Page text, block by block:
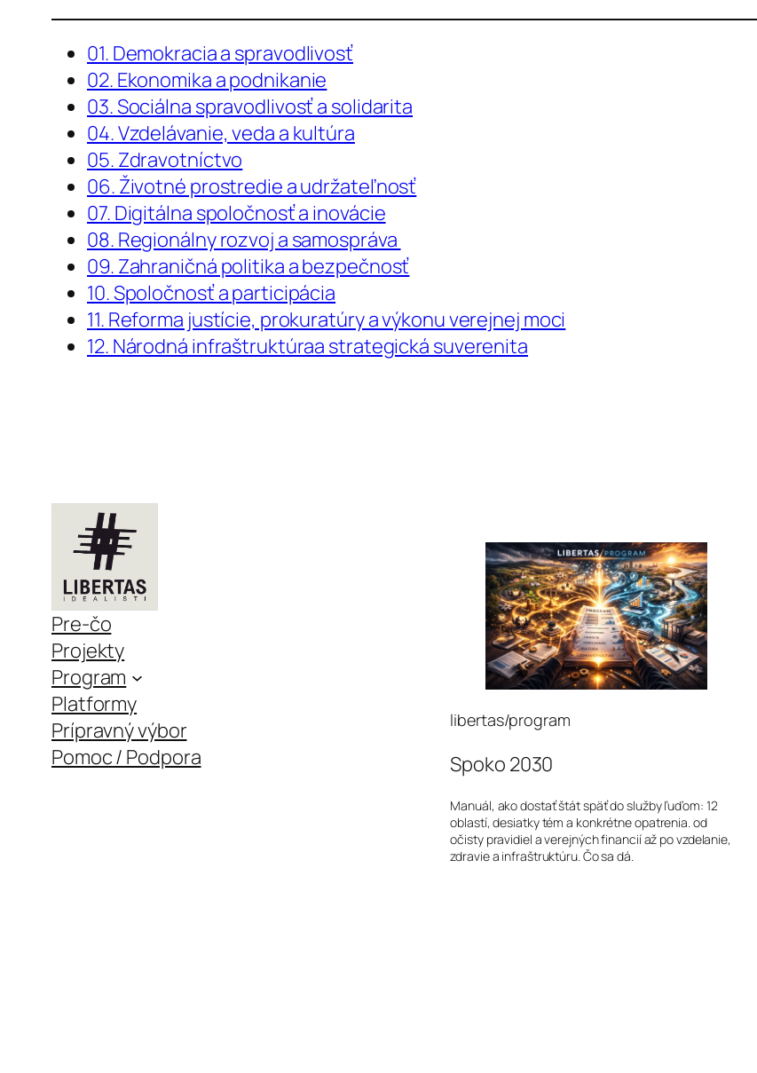
01. Demokracia a spravodlivosť
02. Ekonomika a podnikanie
03. Sociálna spravodlivosť a solidarita
04. Vzdelávanie, veda a kultúra
05. Zdravotníctvo
06. Životné prostredie a udržateľnosť
07. Digitálna spoločnosť a inovácie
08. Regionálny rozvoj a samospráva
09. Zahraničná politika a bezpečnosť
10. Spoločnosť a participácia
11. Reforma justície, prokuratúry a výkonu verejnej moci
12. Národná infraštruktúraa strategická suverenita
Pre-čo
Projekty
Program
Platformy
Prípravný výbor
Pomoc / Podpora
libertas/program
Spoko 2030
Manuál, ako dostať štát späť do služby ľuďom: 12
oblastí, desiatky tém a konkrétne opatrenia. od
očisty pravidiel a verejných financií až po vzdelanie,
zdravie a infraštruktúru. Čo sa dá.